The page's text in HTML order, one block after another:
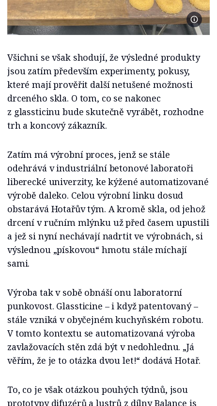
Foto
Všichni se však shodují, že výsledné produkty
jsou zatím především experimenty, pokusy,
které mají prověřit další netušené možnosti
drceného skla. O tom, co se nakonec
z glassticinu bude skutečně vyrábět, rozhodne
trh a koncový zákazník.
Zatím má výrobní proces, jenž se stále
odehrává v industriální betonové laboratoři
liberecké univerzity, ke kýžené automatizované
výrobě daleko. Celou výrobní linku dosud
obstarává Hotařův tým. A kromě skla, od jehož
drcení v ručním mlýnku už před časem upustili
a jež si nyní nechávají nadrtit ve výrobnách, si
výslednou „pískovou“ hmotu stále míchají
sami.
Výroba tak v sobě obnáší onu laboratorní
punkovost. Glassticine – i když patentovaný –
stále vzniká v obyčejném kuchyňském robotu.
V tomto kontextu se automatizovaná výroba
zavlažovacích stěn zdá být v nedohlednu. „Já
věřím, že je to otázka dvou let!“ dodává Hotař.
To, co je však otázkou pouhých týdnů, jsou
prototypy difuzérů a lustrů z dílny Balance is